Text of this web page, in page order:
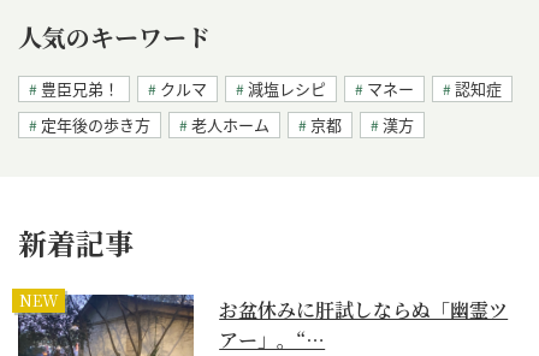
人気のキーワード
豊臣兄弟！ クルマ 減塩レシピ マネー
認知症
定年後の歩き方
老人ホーム 京都 漢方
新着記事
NEW
お盆休みに肝試しならぬ「幽霊ツ
アー」。“…